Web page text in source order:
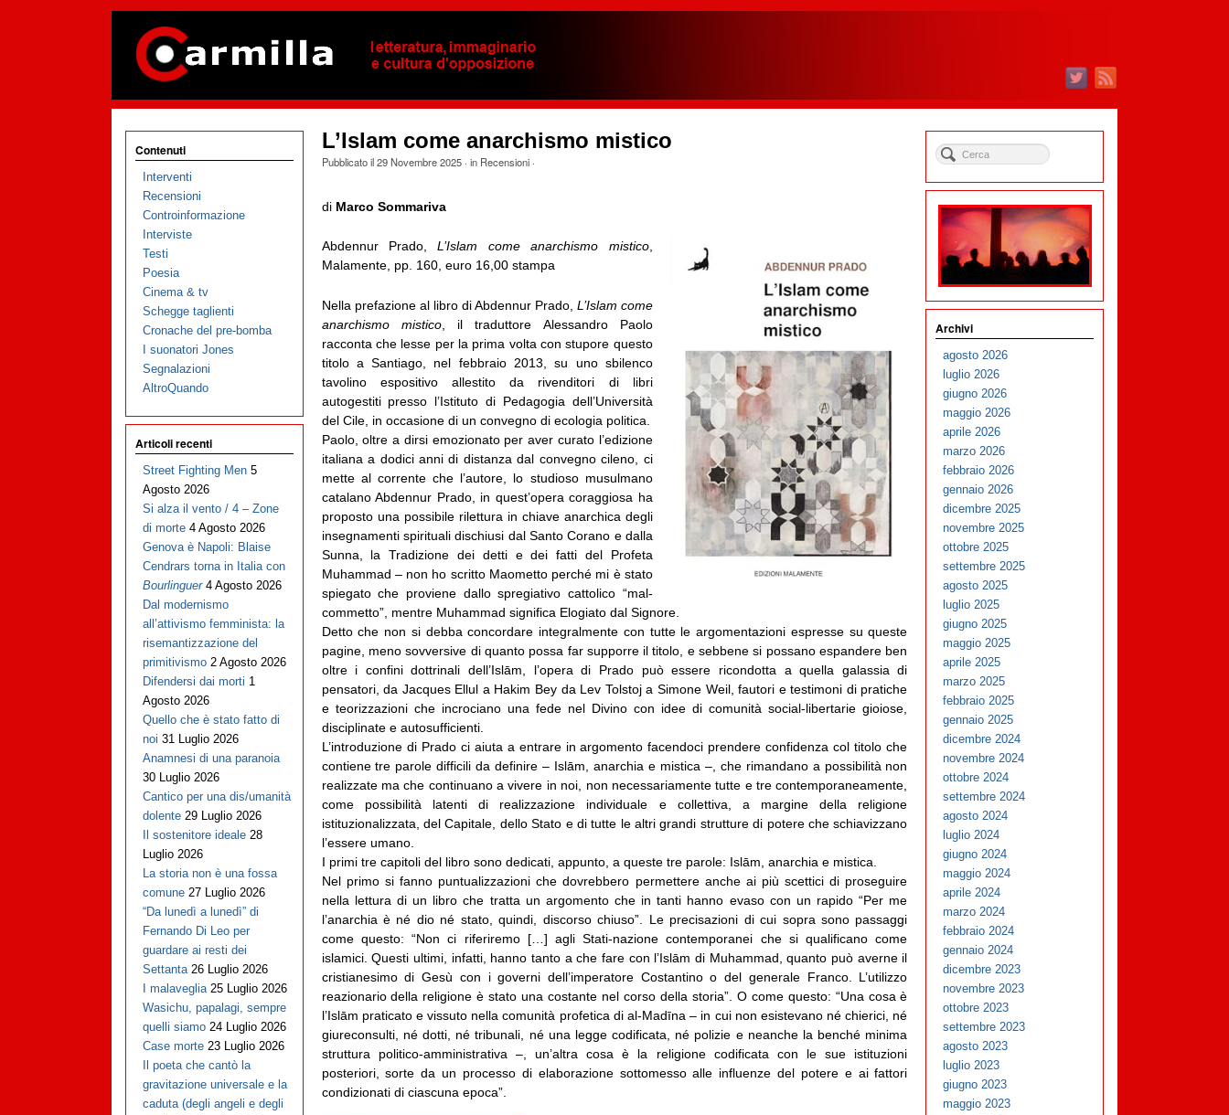
L’Islam come anarchismo mistico
Pubblicato il29 Novembre 2025· in Recensioni·
di Marco Sommariva
Abdennur Prado,L’Islam come anarchismo mistico,
Malamente, pp. 160, euro 16,00 stampa
Nella prefazione al libro di Abdennur Prado, L’Islam come
anarchismo mistico, il traduttore Alessandro Paolo
racconta che lesse per la prima volta con stupore questo
titolo a Santiago, nel febbraio 2013, su uno sbilenco
tavolino espositivo allestito da rivenditori di libri
autogestiti presso l’Istituto di Pedagogia dell’Università
del Cile, in occasione di un convegno di ecologia politica.
Paolo, oltre a dirsi emozionato per aver curato l’edizione
italiana a dodici anni di distanza dal convegno cileno, ci
mette al corrente che l’autore, lo studioso musulmano
catalano Abdennur Prado, in quest’opera coraggiosa ha
proposto una possibile rilettura in chiave anarchica degli
insegnamenti spirituali dischiusi dal Santo Corano e dalla
Sunna, la Tradizione dei detti e dei fatti del Profeta
Muhammad – non ho scritto Maometto perché mi è stato
spiegato che proviene dallo spregiativo cattolico “mal-
commetto”, mentre Muhammad significa Elogiato dal Signore.
Detto che non si debba concordare integralmente con tutte le argomentazioni espresse su queste
pagine, meno sovversive di quanto possa far supporre il titolo, e sebbene si possano espandere ben
oltre i confini dottrinali dell’Islām, l’opera di Prado può essere ricondotta a quella galassia di
pensatori, da Jacques Ellul a Hakim Bey da Lev Tolstoj a Simone Weil, fautori e testimoni di pratiche
e teorizzazioni che incrociano una fede nel Divino con idee di comunità social-libertarie gioiose,
disciplinate e autosufficienti.
L’introduzione di Prado ci aiuta a entrare in argomento facendoci prendere confidenza col titolo che
contiene tre parole difficili da definire – Islām, anarchia e mistica –, che rimandano a possibilità non
realizzate ma che continuano a vivere in noi, non necessariamente tutte e tre contemporaneamente,
come possibilità latenti di realizzazione individuale e collettiva, a margine della religione
istituzionalizzata, del Capitale, dello Stato e di tutte le altri grandi strutture di potere che schiavizzano
l’essere umano.
I primi tre capitoli del libro sono dedicati, appunto, a queste tre parole: Islām, anarchia e mistica.
Nel primo si fanno puntualizzazioni che dovrebbero permettere anche ai più scettici di proseguire
nella lettura di un libro che tratta un argomento che in tanti hanno evaso con un rapido “Per me
l’anarchia è né dio né stato, quindi, discorso chiuso”. Le precisazioni di cui sopra sono passaggi
come questo: “Non ci riferiremo […] agli Stati-nazione contemporanei che si qualificano come
islamici. Questi ultimi, infatti, hanno tanto a che fare con l’Islām di Muhammad, quanto può averne il
cristianesimo di Gesù con i governi dell’imperatore Costantino o del generale Franco. L’utilizzo
reazionario della religione è stato una costante nel corso della storia”. O come questo: “Una cosa è
l’Islām praticato e vissuto nella comunità profetica di al-Madīna – in cui non esistevano né chierici, né
giureconsulti, né dotti, né tribunali, né una legge codificata, né polizie e neanche la benché minima
struttura politico-amministrativa –, un’altra cosa è la religione codificata con le sue istituzioni
posteriori, sorte da un processo di elaborazione sottomesso alle influenze del potere e ai fattori
condizionati di ciascuna epoca”.
Contenuti
Interventi
Recensioni
Controinformazione
Interviste
Testi
Poesia
Cinema & tv
Schegge taglienti
Cronache del pre-bomba
I suonatori Jones
Segnalazioni
AltroQuando
Articoli recenti
Street Fighting Men 5
Agosto 2026
Si alza il vento / 4 – Zone
di morte 4 Agosto 2026
Genova è Napoli: Blaise
Cendrars torna in Italia con
Bourlinguer 4 Agosto 2026
Dal modernismo
all’attivismo femminista: la
risemantizzazione del
primitivismo 2 Agosto 2026
Difendersi dai morti 1
Agosto 2026
Quello che è stato fatto di
noi 31 Luglio 2026
Anamnesi di una paranoia
30 Luglio 2026
Cantico per una dis/umanità
dolente 29 Luglio 2026
Il sostenitore ideale 28
Luglio 2026
La storia non è una fossa
comune 27 Luglio 2026
“Da lunedì a lunedì” di
Fernando Di Leo per
guardare ai resti dei
Settanta 26 Luglio 2026
I malaveglia 25 Luglio 2026
Wasichu, papalagi, sempre
quelli siamo 24 Luglio 2026
Case morte 23 Luglio 2026
Il poeta che cantò la
gravitazione universale e la
caduta (degli angeli e degli
Archivi
agosto 2026
luglio 2026
giugno 2026
maggio 2026
aprile 2026
marzo 2026
febbraio 2026
gennaio 2026
dicembre 2025
novembre 2025
ottobre 2025
settembre 2025
agosto 2025
luglio 2025
giugno 2025
maggio 2025
aprile 2025
marzo 2025
febbraio 2025
gennaio 2025
dicembre 2024
novembre 2024
ottobre 2024
settembre 2024
agosto 2024
luglio 2024
giugno 2024
maggio 2024
aprile 2024
marzo 2024
febbraio 2024
gennaio 2024
dicembre 2023
novembre 2023
ottobre 2023
settembre 2023
agosto 2023
luglio 2023
giugno 2023
maggio 2023